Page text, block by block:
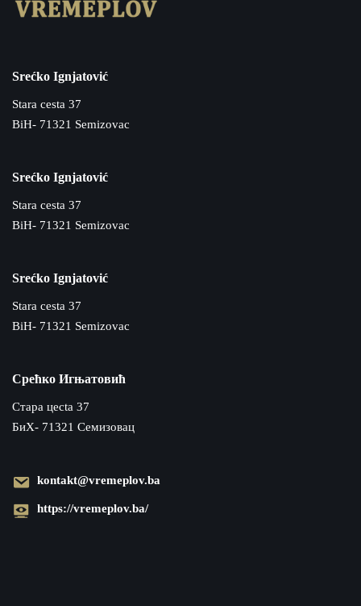
Srećko Ignjatović
Stara cesta 37
BiH- 71321 Semizovac
Srećko Ignjatović
Stara cesta 37
BiH- 71321 Semizovac
Srećko Ignjatović
Stara cesta 37
BiH- 71321 Semizovac
Срећко Игњатовић
Cтара цecta 37
БиХ- 71321 Семизовац
kontakt@vremeplov.ba
https://vremeplov.ba/